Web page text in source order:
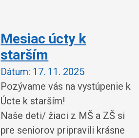
Mesiac úcty k
starším
Dátum: 17. 11. 2025
Pozývame vás na vystúpenie k
Úcte k starším!
Naše deti/ žiaci z MŠ a ZŠ si
pre seniorov pripravili krásne